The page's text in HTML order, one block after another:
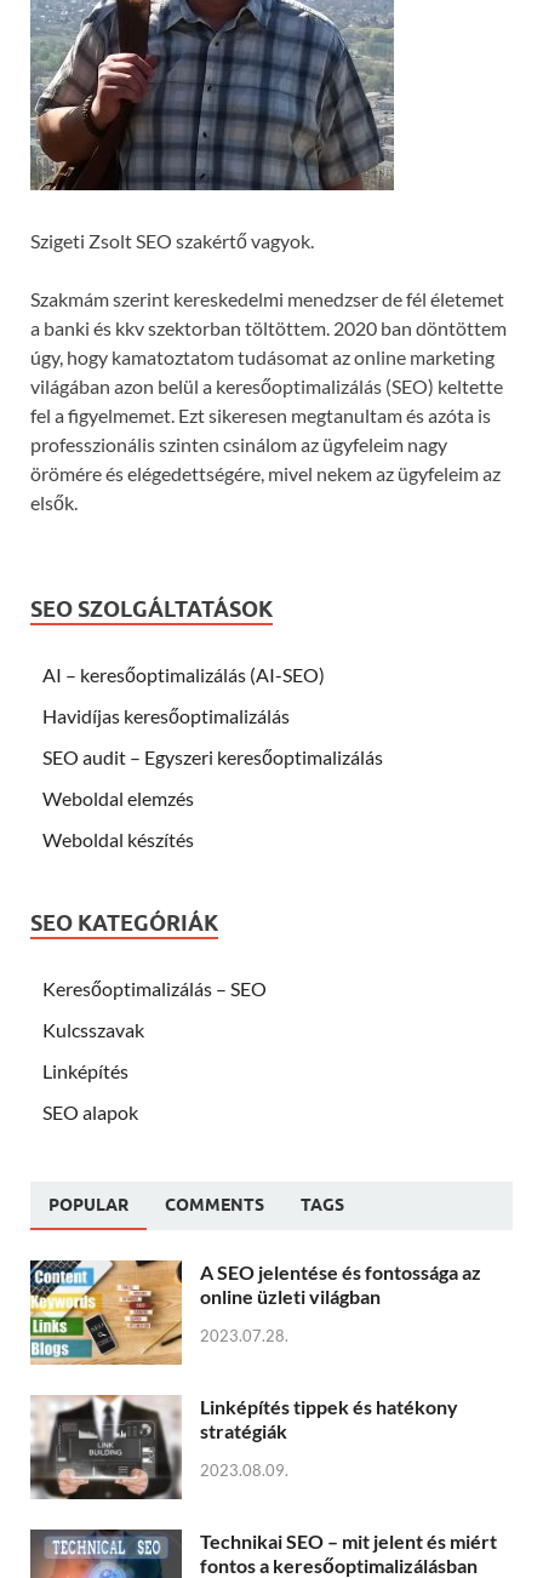
Szigeti Zsolt SEO szakértő vagyok.
Szakmám szerint kereskedelmi menedzser de fél életemet
a banki és kkv szektorban töltöttem. 2020 ban döntöttem
úgy, hogy kamatoztatom tudásomat az online marketing
világában azon belül a keresőoptimalizálás (SEO) keltette
fel a figyelmemet. Ezt sikeresen megtanultam és azóta is
professzionális szinten csinálom az ügyfeleim nagy
örömére és elégedettségére, mivel nekem az ügyfeleim az
elsők.
SEO SZOLGÁLTATÁSOK
AI – keresőoptimalizálás (AI-SEO)
Havidíjas keresőoptimalizálás
SEO audit – Egyszeri keresőoptimalizálás
Weboldal elemzés
Weboldal készítés
SEO KATEGÓRIÁK
Keresőoptimalizálás – SEO
Kulcsszavak
Linképítés
SEO alapok
POPULAR COMMENTS TAGS
A SEO jelentése és fontossága az
online üzleti világban
2023.07.28.
Linképítés tippek és hatékony
stratégiák
2023.08.09.
Technikai SEO – mit jelent és miért
fontos a keresőoptimalizálásban